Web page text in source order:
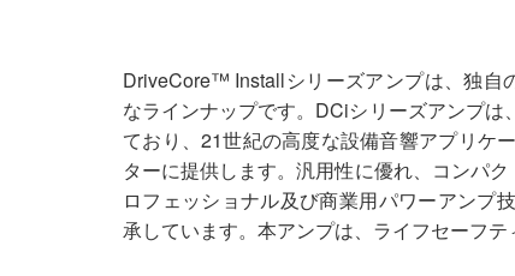
DCi 4|2400N
DriveCore™ Installシリーズアンプは、独自
なラインナップです。DCiシリーズアンプ
ており、21世紀の高度な設備音響アプリケ
ターに提供します。汎用性に優れ、コンパ
ロフェッショナル及び商業用パワーアンプ
承しています。本アンプは、ライフセーフ